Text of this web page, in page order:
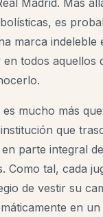
es
marca indeleble
todos aquellos
es mucho más
que
parte integral
Como tal, cada
de vestir su
en